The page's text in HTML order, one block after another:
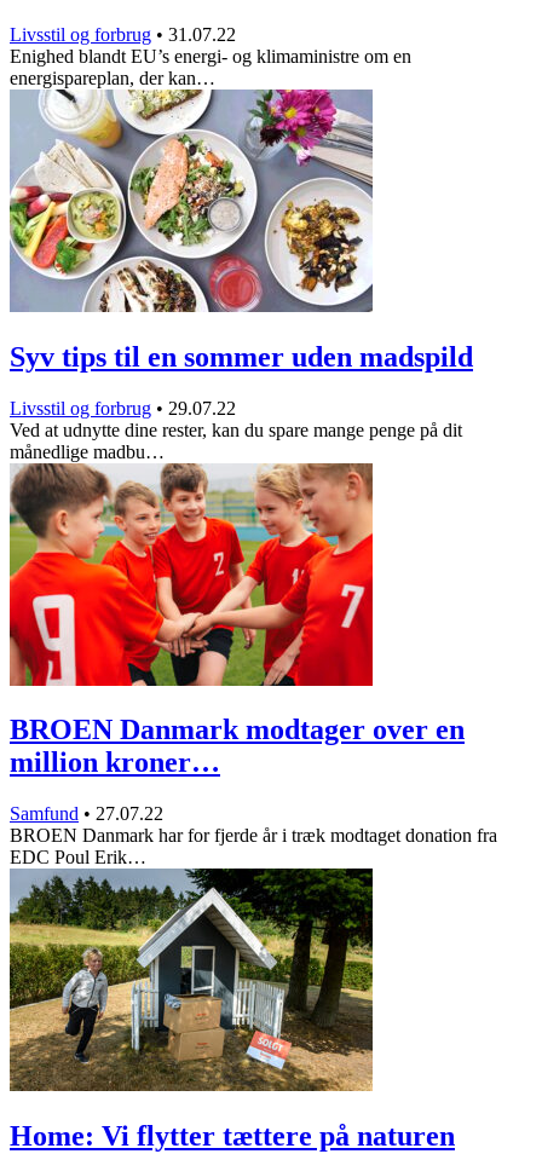
Livsstil og forbrug • 31.07.22
Enighed blandt EU’s energi- og klimaministre om en
energispareplan, der kan…
Syv tips til en sommer uden madspild
Livsstil og forbrug • 29.07.22
Ved at udnytte dine rester, kan du spare mange penge på dit
månedlige madbu…
BROEN Danmark modtager over en
million kroner…
Samfund • 27.07.22
BROEN Danmark har for fjerde år i træk modtaget donation fra
EDC Poul Erik…
Home: Vi flytter tættere på naturen